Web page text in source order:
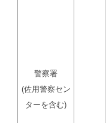
警察署
(佐用警察セン
ターを含む)